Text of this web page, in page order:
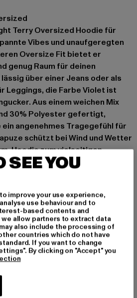
Terry Oversized Hoodie für
Vibes und unaufgeregten
Oversize Fit bietet er
genug Raum für deinen
über einer Jeans oder als
Leggings, die Farbe Violet ist
Aus einem weichen Mix
30% Polyester gefertigt,
angenehmes Tragegefühl für
schützt bei Wind und Wetter
Hoodie zum vielseitigen
Comfortabel, Chillen, Vrije tijd,
Geribde manchetten
SEE YOU
improve your use experience,
use behaviour and to
based contents and
allow partners to extract data
also include the processing of
countries which do not have
If you want to change
By clicking on "Accept" you